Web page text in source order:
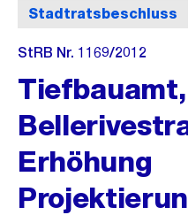
Stadtratsbeschluss
StRB Nr. 1169/2012
Tiefbauamt,
Erhöhung